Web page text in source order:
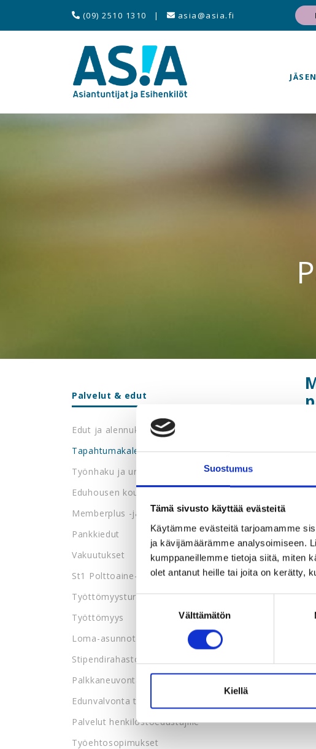
Suostumus
Tämä sivusto käyttää evästeitä
Käytämme evästeitä tarjoamamme
ja kävijämäärämme analysoimiseen.
kumppaneillemme tietoja siitä, miten
olet antanut heille tai joita on kerätty,
Välttämätön
Kiellä
(09) 2510 1310 | asia@asia.fi
Palvelut & edut
Edut ja alennukset
Tapahtumakalenteri
Työnhaku ja urapalvelut
Eduhousen koulutukset
Memberplus -jäsenetupalvelu
Pankkiedut
Vakuutukset
St1 Polttoaine-edut
Työttömyysturva
Työttömyys
Loma-asunnot
Stipendirahasto
Palkkaneuvonta
Edunvalvonta työpaikalla
Palvelut henkilöstöedustajille
Työehtosopimukset